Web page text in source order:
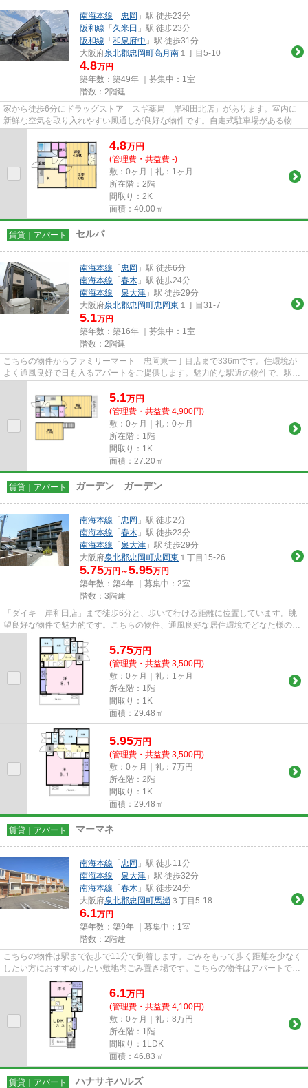
南海本線 「 忠岡 」駅 徒歩23分
阪和線 「 久米田 」駅 徒歩23分
阪和線 「 和泉府中 」駅 徒歩31分
大阪府泉北郡忠岡町高月南 １丁目5-10
4.8万円
築年数：築49年 ｜募集中： 1室
階数：2階建
家から徒歩6分にドラッグストア「スギ薬局 岸和田北店」があります。室内に
新鮮な空気を取り入れやすい風通しが良好な物件です。自走式駐車場がある物件
4.8万円
(管理費・共益費 -)
敷：0ヶ月｜礼：1ヶ月
所在階：2階
間取り：2K
面積：40.00㎡
賃貸｜アパート セルバ
南海本線 「 忠岡 」駅 徒歩6分
南海本線 「 春木 」駅 徒歩24分
南海本線 「 泉大津 」駅 徒歩29分
大阪府泉北郡忠岡町忠岡東 １丁目31-7
5.1万円
築年数：築16年 ｜募集中： 1室
階数：2階建
こちらの物件からファミリーマート 忠岡東一丁目店まで336mです。住環境が
よく通風良好で日も入るアパートをご提供します。魅力的な駅近の物件で、駅ま
5.1万円
(管理費・共益費 4,900円)
敷：0ヶ月｜礼：0ヶ月
所在階：1階
間取り：1K
面積：27.20㎡
賃貸｜アパート ガーデン ガーデン
南海本線 「 忠岡 」駅 徒歩2分
南海本線 「 春木 」駅 徒歩23分
南海本線 「 泉大津 」駅 徒歩29分
大阪府泉北郡忠岡町忠岡東 １丁目15-26
5.75万円～5.95万円
築年数：築4年 ｜募集中： 2室
階数：3階建
「ダイキ 岸和田店」まで徒歩6分と、歩いて行ける距離に位置しています。眺
望良好な物件で魅力的です。こちらの物件、通風良好な居住環境でどなた様の健
康にも良いおすすめの物件です...
5.75万円
(管理費・共益費 3,500円)
敷：0ヶ月｜礼：1ヶ月
所在階：1階
間取り：1K
面積：29.48㎡
5.95万円
(管理費・共益費 3,500円)
敷：0ヶ月｜礼：7万円
所在階：2階
間取り：1K
面積：29.48㎡
賃貸｜アパート マーマネ
南海本線 「 忠岡 」駅 徒歩11分
南海本線 「 泉大津 」駅 徒歩32分
南海本線 「 春木 」駅 徒歩24分
大阪府泉北郡忠岡町馬瀬 ３丁目5-18
6.1万円
築年数：築9年 ｜募集中： 1室
階数：2階建
こちらの物件は駅まで徒歩で11分で到着します。ごみをもって歩く距離を少なく
したい方におすすめしたい敷地内ごみ置き場です。こちらの物件はアパートで
す。気になるイチオシ物件情報...
6.1万円
(管理費・共益費 4,100円)
敷：0ヶ月｜礼：8万円
所在階：1階
間取り：1LDK
面積：46.83㎡
賃貸｜アパート ハナサキハルズ